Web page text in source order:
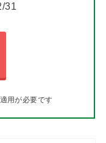
31
用が必要です